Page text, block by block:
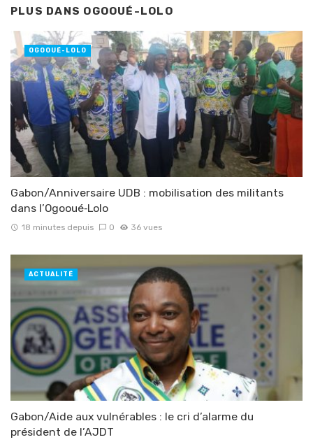
PLUS DANS OGOOUÉ-LOLO
Gabon/Anniversaire UDB : mobilisation des militants
dans l’Ogooué‑Lolo
18 minutes depuis 0 36 vues
OGOOUÉ-LOLO
Gabon/Aide aux vulnérables : le cri d’alarme du
président de l’AJDT
ACTUALITÉ